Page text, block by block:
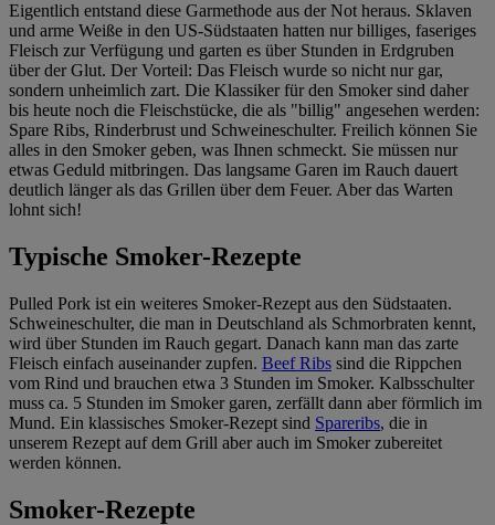
Eigentlich entstand diese Garmethode aus der Not heraus. Sklaven
und arme Weiße in den US-Südstaaten hatten nur billiges, faseriges
Fleisch zur Verfügung und garten es über Stunden in Erdgruben
über der Glut. Der Vorteil: Das Fleisch wurde so nicht nur gar,
sondern unheimlich zart. Die Klassiker für den Smoker sind daher
bis heute noch die Fleischstücke, die als "billig" angesehen werden:
Spare Ribs, Rinderbrust und Schweineschulter. Freilich können Sie
alles in den Smoker geben, was Ihnen schmeckt. Sie müssen nur
etwas Geduld mitbringen. Das langsame Garen im Rauch dauert
deutlich länger als das Grillen über dem Feuer. Aber das Warten
lohnt sich!
Typische Smoker-Rezepte
Pulled Pork ist ein weiteres Smoker-Rezept aus den Südstaaten.
Schweineschulter, die man in Deutschland als Schmorbraten kennt,
wird über Stunden im Rauch gegart. Danach kann man das zarte
Fleisch einfach auseinander zupfen. Beef Ribs sind die Rippchen
vom Rind und brauchen etwa 3 Stunden im Smoker. Kalbsschulter
muss ca. 5 Stunden im Smoker garen, zerfällt dann aber förmlich im
Mund. Ein klassisches Smoker-Rezept sind Spareribs, die in
unserem Rezept auf dem Grill aber auch im Smoker zubereitet
werden können.
Smoker-Rezepte